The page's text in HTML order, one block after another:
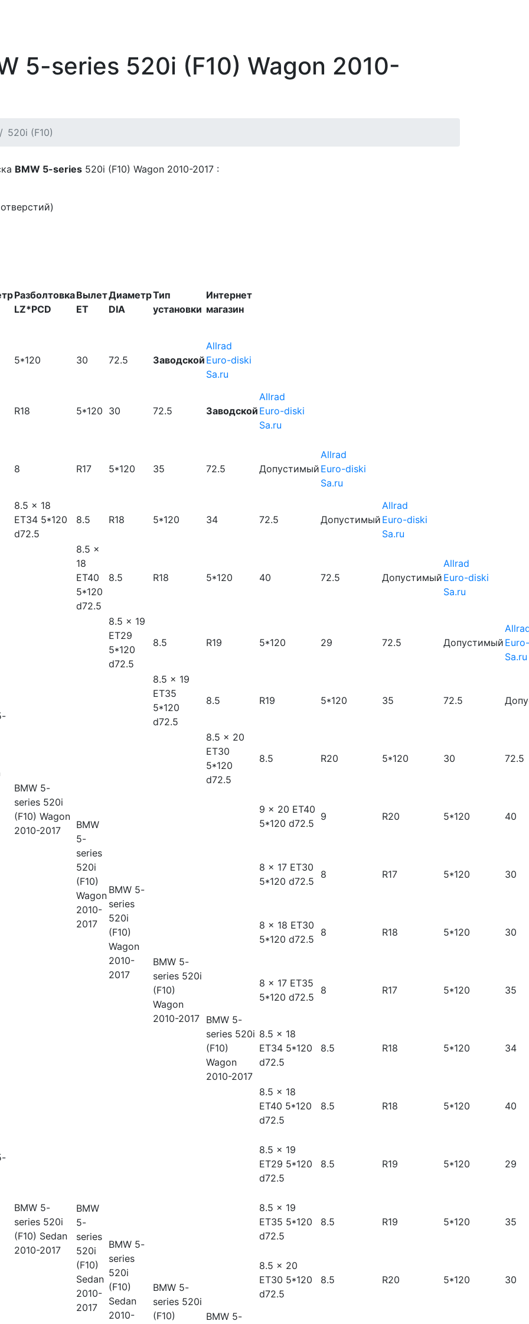
5-series 520i (F10) Wagon 2010-
520i (F10)
BMW 5-series 520i (F10) Wagon 2010-2017 :
Разболтовка
LZ*PCD
Вылет
ET
Диаметр
DIA
Тип
установки
Интернет
магазин
5*120 30 72.5 Заводской
Allrad
Euro-diski
Sa.ru
R18 5*120 30 72.5 Заводской
Allrad
Euro-diski
Sa.ru
8 R17 5*120 35 72.5 Допустимый
Allrad
Euro-diski
Sa.ru
8.5 x 18
ET34 5*120
d72.5
8.5 R18 5*120 34 72.5 Допустимый
Allrad
Euro-diski
Sa.ru
BMW 5-
series 520i
(F10) Wagon
2010-2017
8.5 x
18
ET40
5*120
d72.5
8.5 R18 5*120 40 72.5 Допустимый
Allrad
Euro-diski
Sa.ru
BMW
5-
series
520i
(F10)
Wagon
2010-
2017
8.5 x 19
ET29
5*120
d72.5
8.5 R19 5*120 29 72.5 Допустимый
Sa.ru
BMW 5-
series
520i
(F10)
Wagon
2010-
2017
8.5 x 19
ET35
5*120
d72.5
8.5 R19 5*120 35 72.5
BMW 5-
series 520i
(F10)
Wagon
2010-2017
8.5 x 20
ET30
5*120
d72.5
8.5 R20 5*120 30 72.5
BMW 5-
series 520i
(F10)
Wagon
2010-2017
9 x 20 ET40
5*120 d72.5
9 R20 5*120 40
8 x 17 ET30
5*120 d72.5
8 R17 5*120 30
8 x 18 ET30
5*120 d72.5
8 R18 5*120 30
8 x 17 ET35
5*120 d72.5
8 R17 5*120 35
8.5 x 18
ET34 5*120
d72.5
8.5 R18 5*120 34
BMW 5-
series 520i
(F10) Sedan
2010-2017
8.5 x 18
ET40 5*120
d72.5
8.5 R18 5*120 40
BMW
5-
series
520i
(F10)
Sedan
2010-
2017
8.5 x 19
ET29 5*120
d72.5
8.5 R19 5*120 29
BMW 5-
series
520i
(F10)
Sedan
2010-
8.5 x 19
ET35 5*120
d72.5
8.5 R19 5*120 35
BMW 5-
series 520i
(F10)
8.5 x 20
ET30 5*120
d72.5
8.5 R20 5*120 30
BMW 5-